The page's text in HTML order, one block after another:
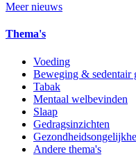
Meer nieuws
Thema's
Voeding
Beweging & sedentair
Tabak
Mentaal welbevinden
Slaap
Gedragsinzichten
Andere thema's